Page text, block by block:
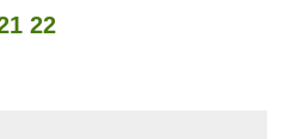
22